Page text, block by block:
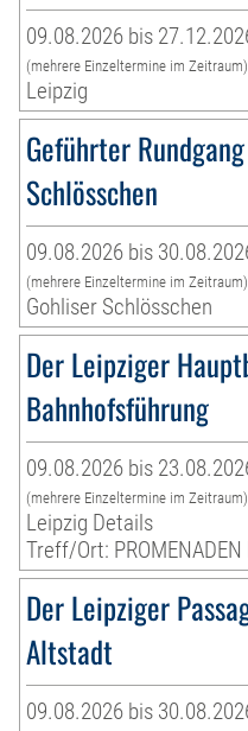
09.08.2026 bis
(mehrere Einzeltermine im Zeitraum)
Leipzig
Geführter
Schlösschen
09.08.2026 bis
(mehrere Einzeltermine im Zeitraum)
Gohliser Schlösschen
Der Leipziger
Bahnhofsführung
09.08.2026 bis
(mehrere Einzeltermine im Zeitraum)
Leipzig Details
Treff/Ort:
Der Leipziger
Altstadt
09.08.2026 bis